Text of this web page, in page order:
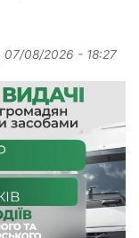
07/08/2026 - 18:27